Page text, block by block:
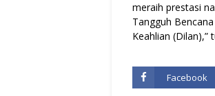
meraih prestasi
Tangguh
Keahlian (Dilan),”
Facebook